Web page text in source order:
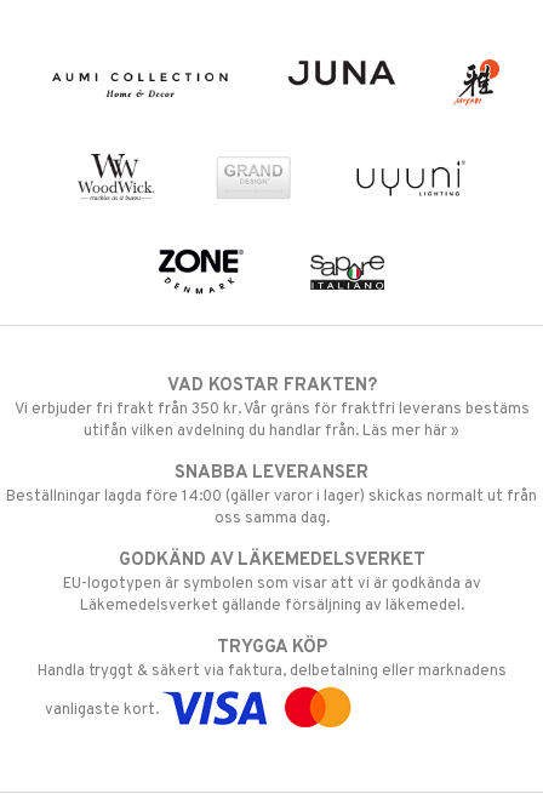
VAD KOSTAR FRAKTEN?
Vi erbjuder fri frakt från 350 kr. Vår gräns för fraktfri leverans bestäms
utifån vilken avdelning du handlar från. Läs mer här »
SNABBA LEVERANSER
Beställningar lagda före 14:00 (gäller varor i lager) skickas normalt ut från
oss samma dag.
GODKÄND AV LÄKEMEDELSVERKET
EU-logotypen är symbolen som visar att vi är godkända av
Läkemedelsverket gällande försäljning av läkemedel.
TRYGGA KÖP
Handla tryggt & säkert via faktura, delbetalning eller marknadens
vanligaste kort.